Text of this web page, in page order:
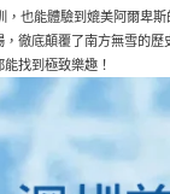
也能體驗到媲美阿爾卑
徹底顛覆了南方無雪的
找到極致樂趣！